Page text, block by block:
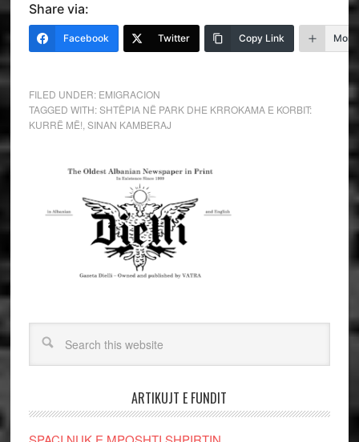
Share via:
Facebook Twitter Copy Link More
FILED UNDER: EMIGRACION
TAGGED WITH:SHTËPIA NË PARK DHE KRROKAMA E KORBIT:
KURRË MË! SINAN KAMBERAJ
ARTIKUJT E FUNDIT